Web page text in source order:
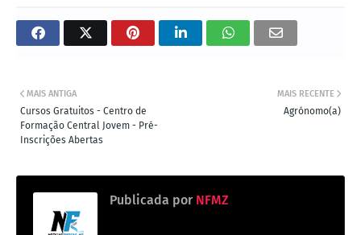
MAIS RECENTE
Agrónomo(a)
MAIS ANTIGA
Cursos Gratuitos - Centro de
Formação Central Jovem - Pré-
Inscrições Abertas
Publicada por NFMZ